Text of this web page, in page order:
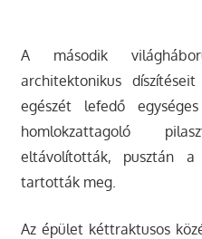
A második
architektonikus
egészét lefedő
homlokzattagoló
eltávolították, pusztán a
tartották meg.
Az épület kéttraktusos